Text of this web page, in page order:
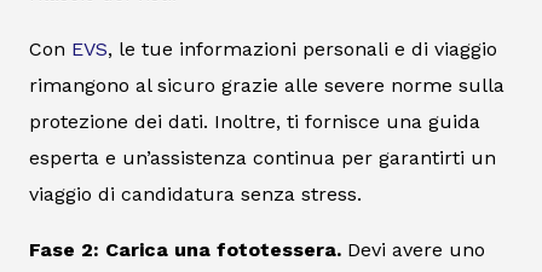
Con EVS, le tue informazioni personali e di viaggio
rimangono al sicuro grazie alle severe norme sulla
protezione dei dati. Inoltre, ti fornisce una guida
esperta e un’assistenza continua per garantirti un
viaggio di candidatura senza stress.
Fase 2: Carica una fototessera. Devi avere uno